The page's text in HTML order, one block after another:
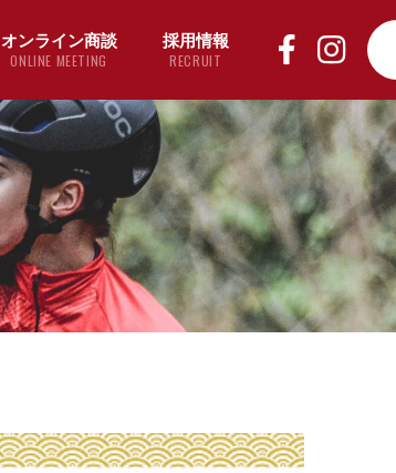
オンライン商談
ONLINE MEETING
採用情報
RECRUIT